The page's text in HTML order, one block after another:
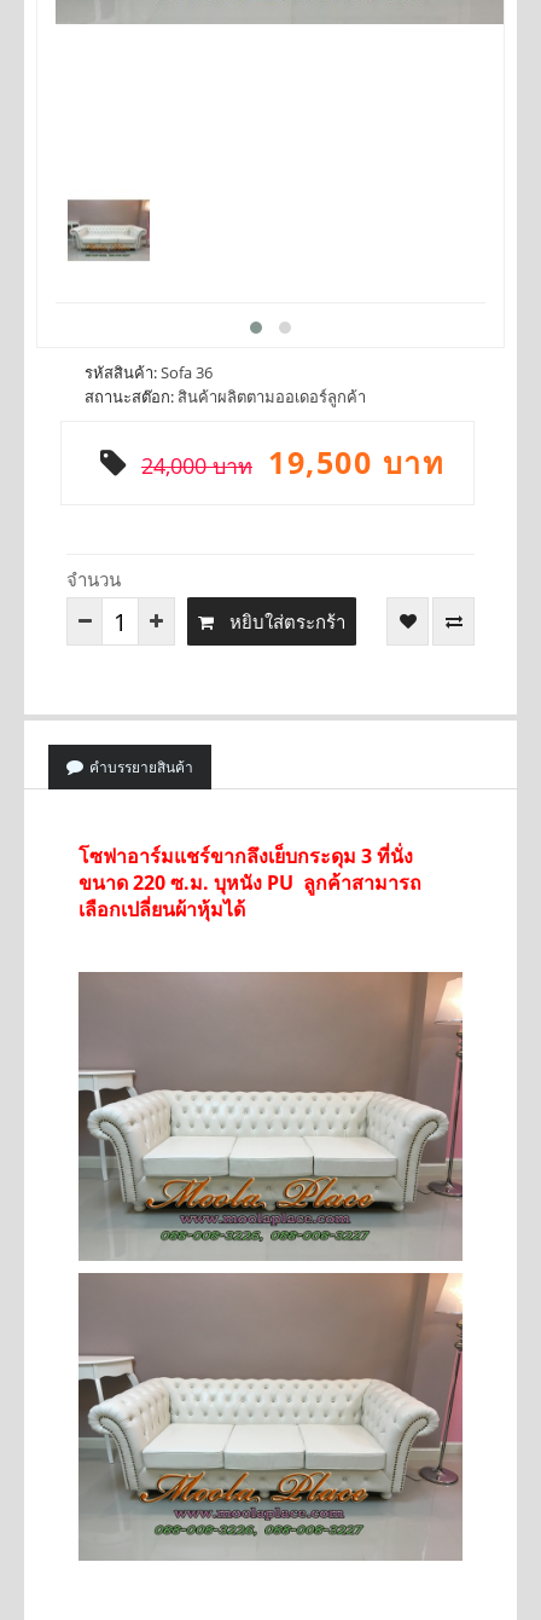
รหัสสินค้า:Sofa 36
สถานะสต๊อก: สินค้าผลิตตามออเดอร์ลูกค้า
24,000 บาท 19,500 บาท
จำนวน
หยิบใส่ตระกร้า
คำบรรยายสินค้า
โซฟาอาร์มแชร์ขากลึงเย็บกระดุม 3 ที่นั่ง
ขนาด 220 ซ.ม. บุหนัง PU ลูกค้าสามารถ
เลือกเปลี่ยนผ้าหุ้มได้